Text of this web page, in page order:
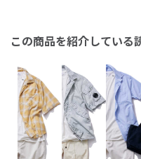
この商品を紹介している